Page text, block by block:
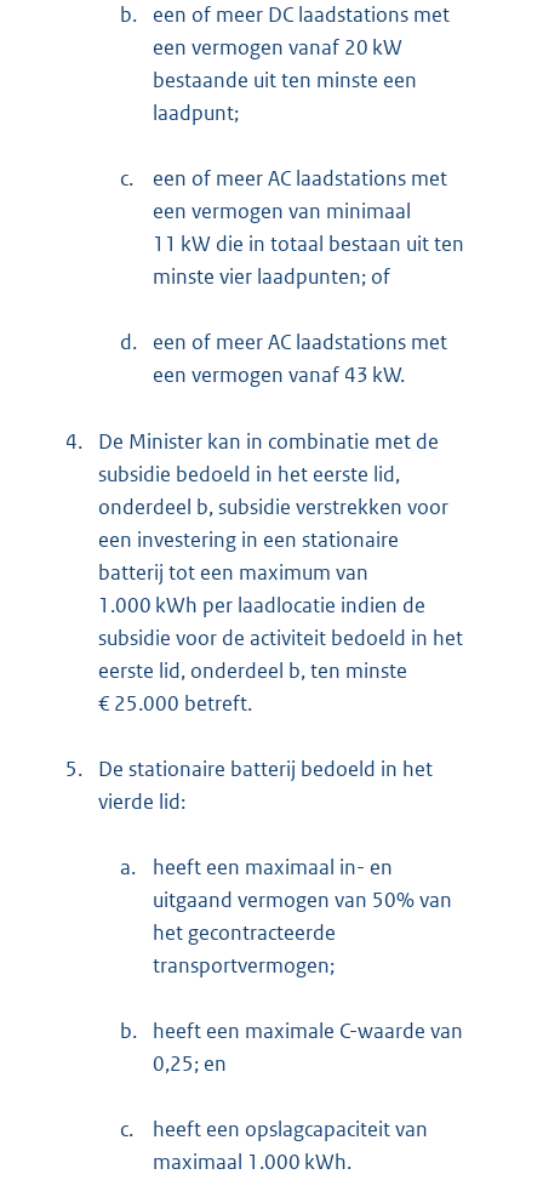
b.
een of meer DC laadstations met
een vermogen vanaf 20 kW
bestaande uit ten minste een
laadpunt;
c.
een of meer AC laadstations met
een vermogen van minimaal
11 kW die in totaal bestaan uit ten
minste vier laadpunten; of
d.
een of meer AC laadstations met
een vermogen vanaf 43 kW.
4.
De Minister kan in combinatie met de
subsidie bedoeld in het eerste lid,
onderdeel b, subsidie verstrekken voor
een investering in een stationaire
batterij tot een maximum van
1.000 kWh per laadlocatie indien de
subsidie voor de activiteit bedoeld in het
eerste lid, onderdeel b, ten minste
€ 25.000 betreft.
5.
De stationaire batterij bedoeld in het
vierde lid:
a.
heeft een maximaal in- en
uitgaand vermogen van 50% van
het gecontracteerde
transportvermogen;
b.
heeft een maximale C-waarde van
0,25; en
c.
heeft een opslagcapaciteit van
maximaal 1.000 kWh.